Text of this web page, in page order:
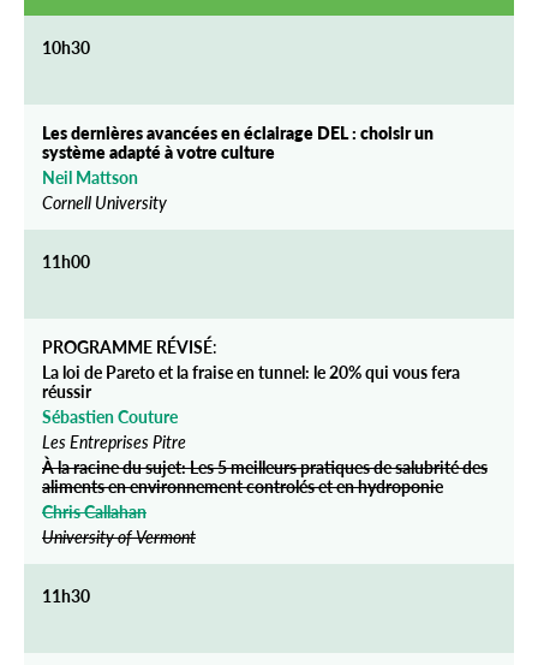
10h30
Les dernières avancées en éclairage DEL : choisir un
système adapté à votre culture
Neil Mattson
Cornell University
11h00
PROGRAMME RÉVISÉ:
La loi de Pareto et la fraise en tunnel: le 20% qui vous fera
réussir
Sébastien Couture
Les Entreprises Pitre
À la racine du sujet: Les 5 meilleurs pratiques de salubrité des
aliments en environnement controlés et en hydroponie
Chris Callahan
University of Vermont
11h30